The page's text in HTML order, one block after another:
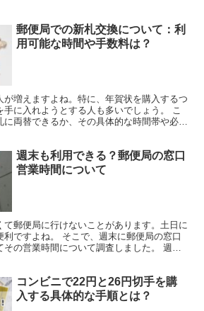
郵便局での新札交換について：利
用可能な時間や手数料は？
が増えますよね。特に、年賀状を購入するつ
手に入れようとする人も多いでしょう。 こ
に両替できるか、その具体的な時間帯や必要
週末も利用できる？郵便局の窓口
営業時間について
て郵便局に行けないことがあります。土日に
利ですよね。 そこで、週末に郵便局の窓口
その営業時間について調査しました。 週末
コンビニで22円と26円切手を購
入する具体的な手順とは？